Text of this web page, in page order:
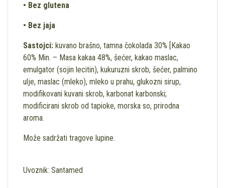
• Bez glutena
• Bez jaja
Sastojci: kuvano brašno, tamna čokolada 30% [Kakao
60% Min. – Masa kakaa 48%, šećer, kakao maslac,
emulgator (sojin lecitin), kukuruzni skrob, šećer, palmino
ulje, maslac (mleko), mleko u prahu, glukozni sirup,
modifikovani kuvani skrob, karbonat karbonski;
modificirani skrob od tapioke, morska so, prirodna
aroma.
Može sadržati tragove lupine.
Uvoznik: Santamed